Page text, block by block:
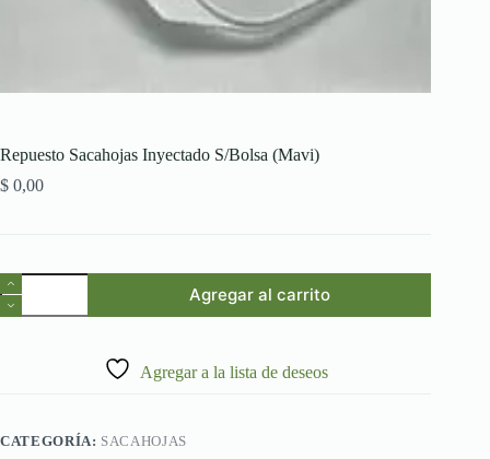
Repuesto Sacahojas Inyectado S/Bolsa (Mavi)
$ 0,00
Repuesto
Sacahojas
Inyectado
Agregar al carrito
Agregar a la lista de deseos
CATEGORÍA: SACAHOJAS